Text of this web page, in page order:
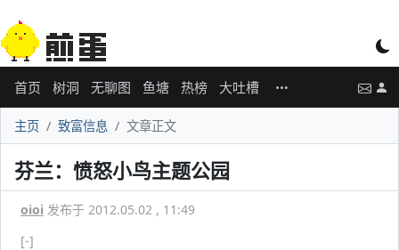
首页 树洞 无聊图 鱼塘 热榜 大吐槽
主页 致富信息 文章正文
芬兰：愤怒小鸟主题公园
oioi 发布于 2012.05.02 , 11:49
[-]